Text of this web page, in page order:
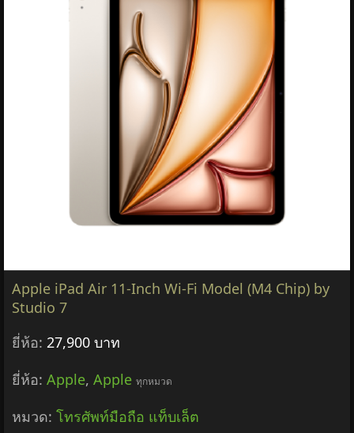
Apple iPad Air 11-Inch Wi-Fi Model (M4 Chip) by
Studio 7
ยี่ห้อ: 27,900 บาท
ยี่ห้อ: Apple, Apple ทุกหมวด
หมวด: โทรศัพท์มือถือ แท็บเล็ต